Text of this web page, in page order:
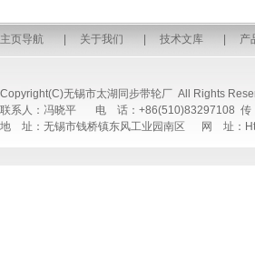
主页导航 关于我们 技术文库 产
Copyright(C)无锡市太湖同步带轮厂 All Rights
联系人：冯晓平 电 话：+86(510)83297108 传
地 址：无锡市钱桥镇东风工业园南区 网 址：